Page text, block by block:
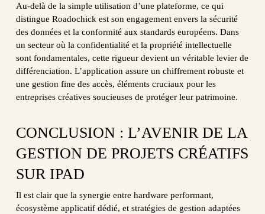
Au-delà de la simple utilisation d’une plateforme, ce qui
distingue Roadochick est son engagement envers la sécurité
des données et la conformité aux standards européens. Dans
un secteur où la confidentialité et la propriété intellectuelle
sont fondamentales, cette rigueur devient un véritable levier de
différenciation. L’application assure un chiffrement robuste et
une gestion fine des accès, éléments cruciaux pour les
entreprises créatives soucieuses de protéger leur patrimoine.
CONCLUSION : L’AVENIR DE LA
GESTION DE PROJETS CRÉATIFS
SUR IPAD
Il est clair que la synergie entre hardware performant,
écosystème applicatif dédié, et stratégies de gestion adaptées